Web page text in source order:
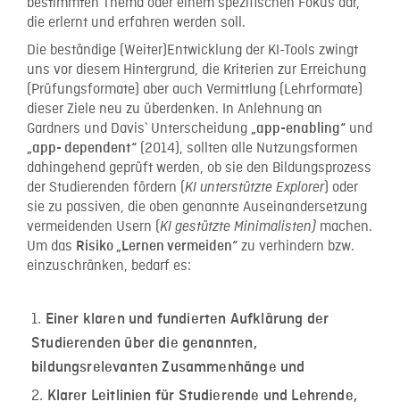
bestimmten Thema oder einem spezifischen Fokus dar,
die erlernt und erfahren werden soll.
Die beständige (Weiter)Entwicklung der KI-Tools zwingt
uns vor diesem Hintergrund, die Kriterien zur Erreichung
(Prüfungsformate) aber auch Vermittlung (Lehrformate)
dieser Ziele neu zu überdenken. In Anlehnung an
Gardners und Davis` Unterscheidung „app-enabling“ und
„app- dependent“ (2014), sollten alle Nutzungsformen
dahingehend geprüft werden, ob sie den Bildungsprozess
der Studierenden fördern (KI unterstützte Explorer) oder
sie zu passiven, die oben genannte Auseinandersetzung
vermeidenden Usern (KI gestützte Minimalisten) machen.
Um das Risiko „Lernen vermeiden“ zu verhindern bzw.
einzuschränken, bedarf es:
Einer klaren und fundierten Aufklärung der
Studierenden über die genannten,
bildungsrelevanten Zusammenhänge und
Klarer Leitlinien für Studierende und Lehrende,